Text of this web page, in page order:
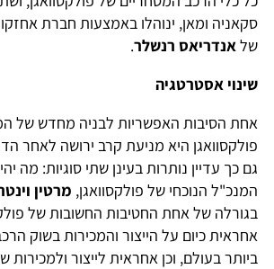
סקאניה ומאן, ינוהלו באמצעות חברת
שלאנדריאס רנשלר.
שינוי אסטרטגיה
אחת הסיבות האפשריות לבניה מחדש של
פולקסוואגן היא מניעת קרב ירושה לאחר
גם כך עדיין נותרות בעינן שתי סוגיות: מה
המנכ"ל הנוכחי של פולקסוואגן, מרטין
בגורלה של אחת החטיבות החשובות של
אחראית כיום על הייצור והמכירות בשוק
ביותר בעולם, וכן אחראית לייצור